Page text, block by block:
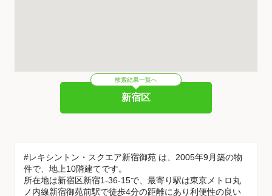
検索結果一覧へ
新宿区
#レキシントン・スクエア新宿御苑 は、2005年9月築の物
件で、地上10階建てです。
所在地は新宿区新宿1-36-15で、最寄り駅は東京メトロ丸
ノ内線新宿御苑前駅で徒歩4分の距離にあり利便性の良い